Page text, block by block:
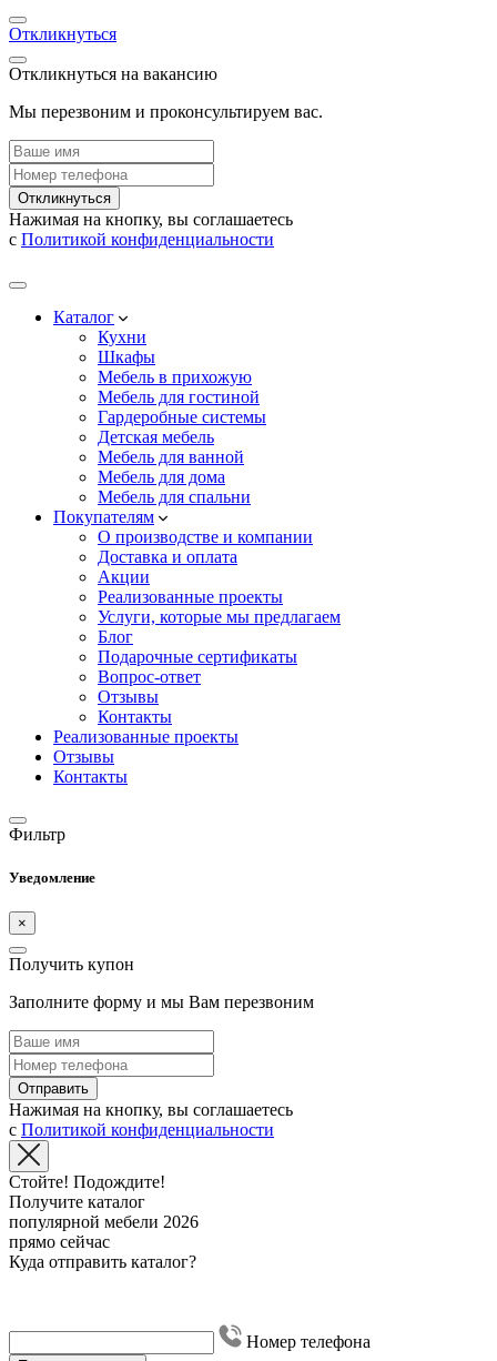
Откликнуться
Откликнуться на вакансию
Мы перезвоним и проконсультируем вас.
Откликнуться
Нажимая на кнопку, вы соглашаетесь
с Политикой конфиденциальности
Каталог
Кухни
Шкафы
Мебель в прихожую
Мебель для гостиной
Гардеробные системы
Детская мебель
Мебель для ванной
Мебель для дома
Мебель для спальни
Покупателям
О производстве и компании
Доставка и оплата
Акции
Реализованные проекты
Услуги, которые мы предлагаем
Блог
Подарочные сертификаты
Вопрос-ответ
Отзывы
Контакты
Реализованные проекты
Отзывы
Контакты
Фильтр
Уведомление
×
Получить купон
Заполните форму и мы Вам перезвоним
Отправить
Нажимая на кнопку, вы соглашаетесь
с Политикой конфиденциальности
Стойте! Подождите!
Получите каталог
популярной мебели 2026
прямо сейчас
Куда отправить каталог?
Номер телефона